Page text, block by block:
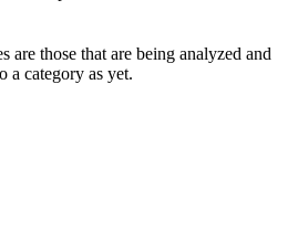
are those that are being analyzed and
a category as yet.